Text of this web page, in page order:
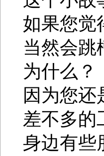
如果您
当然会
为什么？
因为您
差不多的
身边有